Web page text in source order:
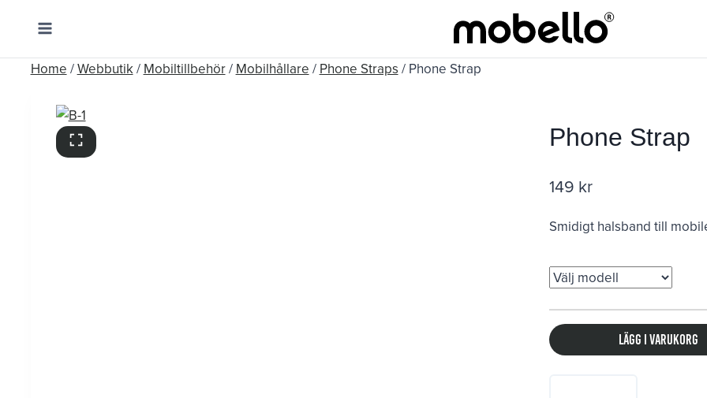
Home /Webbutik/ Mobiltillbehör/ Mobilhållare / Phone Straps / Phone Strap
Phone Strap
149 kr
Smidigt halsband till
Lägg i varukorg